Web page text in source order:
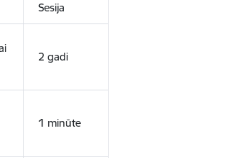
Sesija
2 gadi
1 minūte